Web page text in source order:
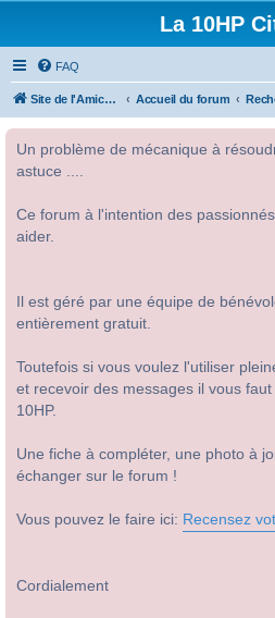
La 10HP
FAQ
Site de l'Amicale Citroën 10HP Accueil du forum
Un problème de mécanique à
astuce ....
Ce forum à l'intention des
aider.
Il est géré par une équipe de
entièrement gratuit.
Toutefois si vous voulez l'utiliser
et recevoir des messages il vous
10HP.
Une fiche à compléter, une photo à
échanger sur le forum !
Vous pouvez le faire ici: Recensez
Cordialement